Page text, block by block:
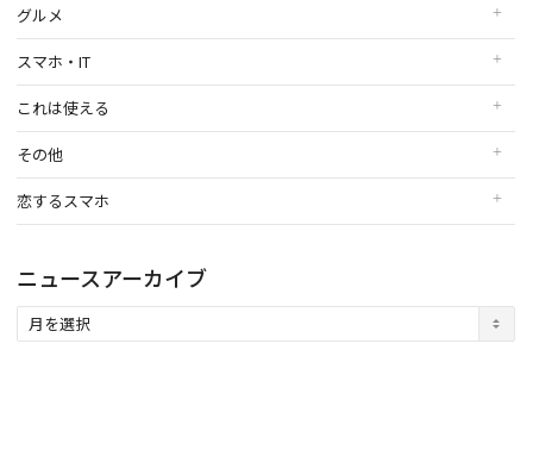
グルメ
スマホ・IT
これは使える
その他
恋するスマホ
ニュースアーカイブ
ュ